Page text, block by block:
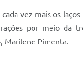
vez mais os
por meio da
Marilene Pimenta.